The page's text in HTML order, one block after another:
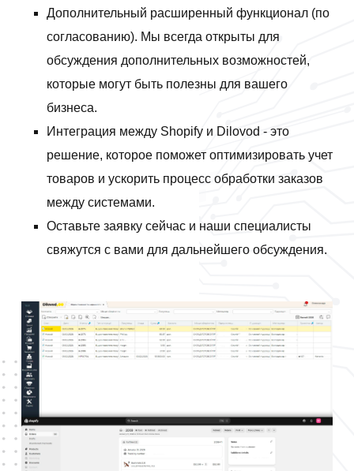
Дополнительный расширенный функционал (по
согласованию). Мы всегда открыты для
обсуждения дополнительных возможностей,
которые могут быть полезны для вашего
бизнеса.
Интеграция между Shopify и Dilovod - это
решение, которое поможет оптимизировать учет
товаров и ускорить процесс обработки заказов
между системами.
Оставьте заявку сейчас и наши специалисты
свяжутся с вами для дальнейшего обсуждения.